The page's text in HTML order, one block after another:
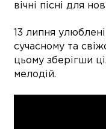
вічні пісні для
13 липня улюблені
сучасному та
цьому зберігши
мелодій.